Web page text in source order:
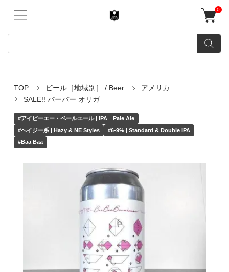
0
TOP ビール［地域別］ / Beer
アメリカ
SALE!! バーバー オリガ
#アイピーエー・ペールエール | IPA Pale Ale
#ヘイジー系 | Hazy & NE Styles
#6-9% | Standard & Double IPA
#Baa Baa